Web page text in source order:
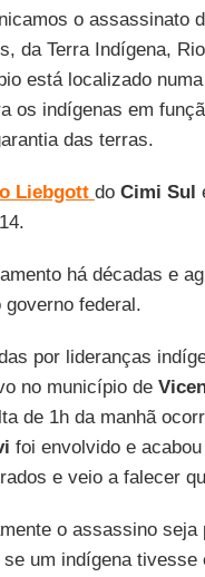
o assassinato
da Terra Indígena,
está localizado
os indígenas em
das terras.
Liebgott do Cimi Sul
há décadas e
federal.
por lideranças
no município de
de 1h da manhã
foi envolvido e
e veio a falecer
o assassino
um indígena tivesse